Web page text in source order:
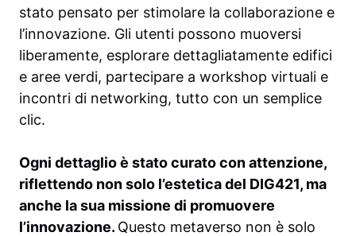
stato pensato per stimolare la collaborazione e
l’innovazione. Gli utenti possono muoversi
liberamente, esplorare dettagliatamente edifici
e aree verdi, partecipare a workshop virtuali e
incontri di networking, tutto con un semplice
clic.
Ogni dettaglio è stato curato con attenzione,
riflettendo non solo l’estetica del DIG421, ma
anche la sua missione di promuovere
l’innovazione. Questo metaverso non è solo